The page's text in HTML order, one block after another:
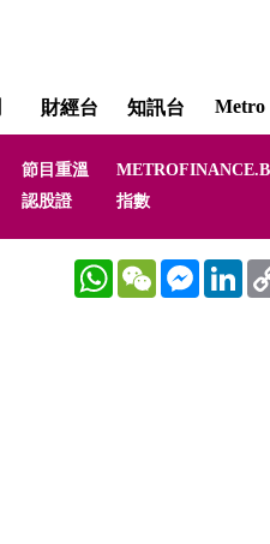
財經台 知訊台 Metro
節目重溫
認股證 指數
WhatsAppWeChat Messenger